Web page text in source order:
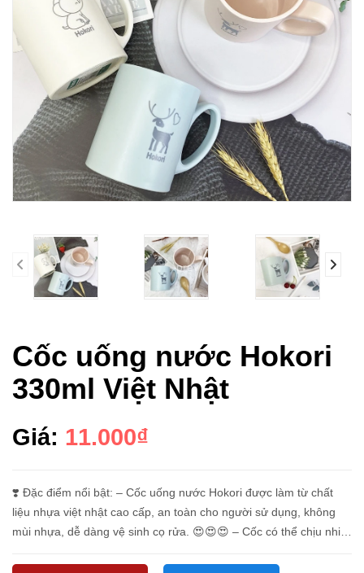
prev
Cốc uống nước Hokori
330ml Việt Nhật
Giá: 11.000₫
❣️ Đặc điểm nổi bật: – Cốc uống nước Hokori được làm từ chất
liệu nhựa việt nhật cao cấp, an toàn cho người sử dụng, không
mùi nhựa, dễ dàng vệ sinh cọ rửa. 😍😍😍 – Cốc có thể chịu nhiệt